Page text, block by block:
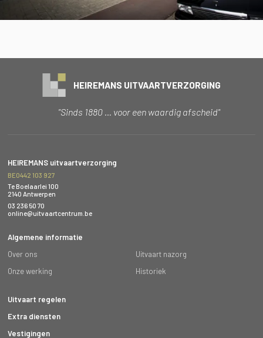
HEIREMANS UITVAARTVERZORGING
"Sinds 1880 … voor een waardig afscheid"
HEIREMANS uitvaartverzorging
BE0442 103 927
Te Boelaarlei 100
2140 Antwerpen
03 236 50 70
online@uitvaartcentrum.be
Algemene informatie
Over ons
Uitvaart nazorg
Onze werking
Historiek
Uitvaart regelen
Extra diensten
Vestigingen